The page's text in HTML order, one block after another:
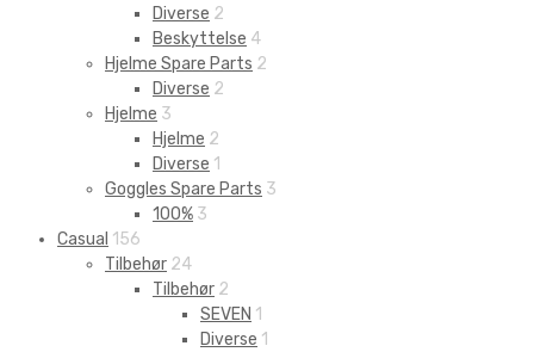
Diverse 2
Beskyttelse 4
Hjelme Spare Parts 2
Diverse 2
Hjelme 3
Hjelme 2
Diverse 1
Goggles Spare Parts 3
100% 3
Casual 156
Tilbehør 24
Tilbehør 2
SEVEN 1
Diverse 1